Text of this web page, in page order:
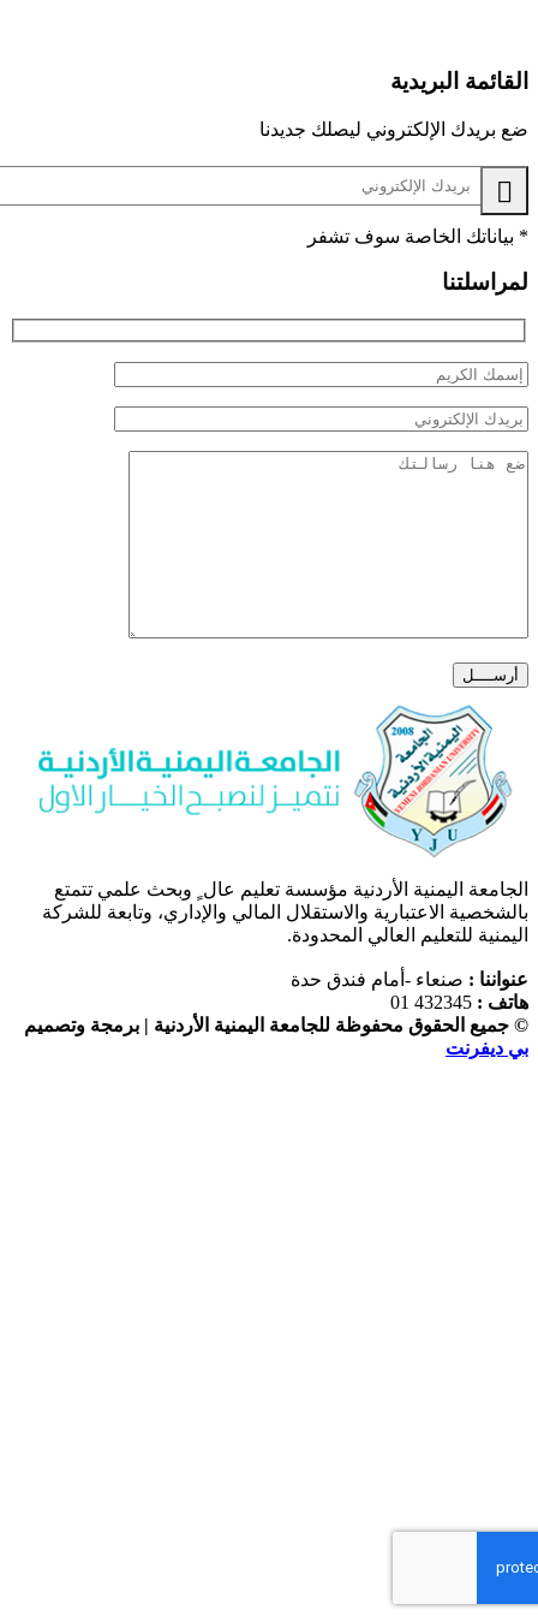
البريدية
الإلكتروني ليصلك جديدنا
الخاصة سوف تشفر
اليمنية الأردنية مؤسسة تعليم عال ٍ وبحث علمي تتمتع
الاعتبارية والاستقلال المالي والإداري، وتابعة للشركة
للتعليم العالي المحدودة.
صنعاء -أمام فندق حدة
محفوظة للجامعة اليمنية الأردنية | برمجة وتصميم